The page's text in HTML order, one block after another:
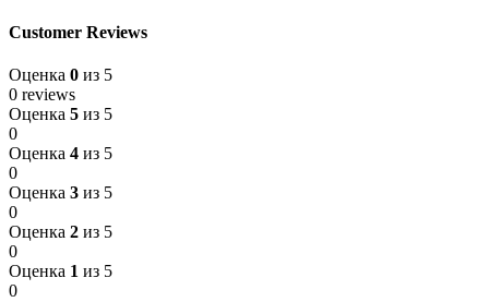
Customer Reviews
Оценка 0 из 5
0 reviews
Оценка 5 из 5
0
Оценка 4 из 5
0
Оценка 3 из 5
0
Оценка 2 из 5
0
Оценка 1 из 5
0